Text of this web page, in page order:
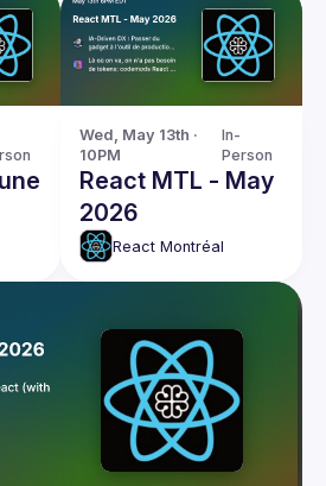
Wed, May 13th ·
10PM
In-
Person
React MTL - May
2026
React Montréal